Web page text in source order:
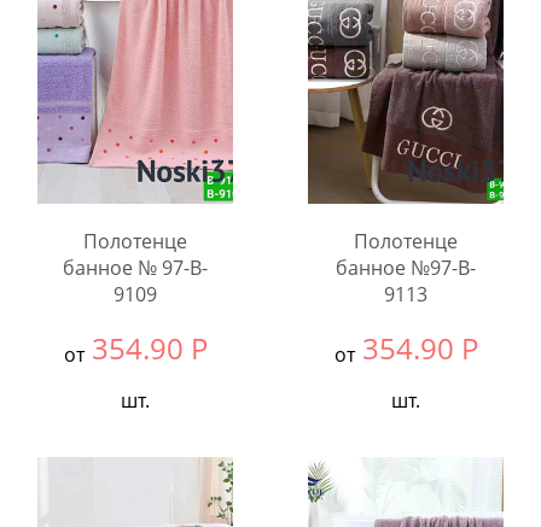
Количество: Количество:
Полотенце
банное № 97-B-
9109
от 354.90 Р
шт.
шт.
Полотенце
банное №97-B-
9113
от 354.90 Р
шт.
В упаковке:
шт.